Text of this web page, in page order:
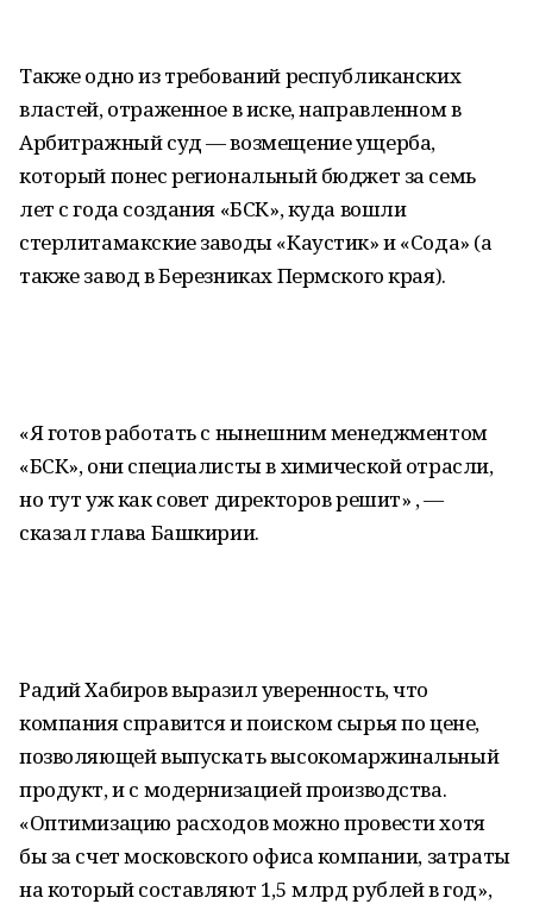
Также одно из требований республиканских
властей, отраженное в иске, направленном в
Арбитражный суд — возмещение ущерба,
который понес региональный бюджет за семь
лет с года создания «БСК», куда вошли
стерлитамакские заводы «Каустик» и «Сода» (а
также завод в Березниках Пермского края).
«Я готов работать с нынешним менеджментом
«БСК», они специалисты в химической отрасли,
но тут уж как совет директоров решит» , —
сказал глава Башкирии.
Радий Хабиров выразил уверенность, что
компания справится и поиском сырья по цене,
позволяющей выпускать высокомаржинальный
продукт, и с модернизацией производства.
«Оптимизацию расходов можно провести хотя
бы за счет московского офиса компании, затраты
на который составляют 1,5 млрд рублей в год»,